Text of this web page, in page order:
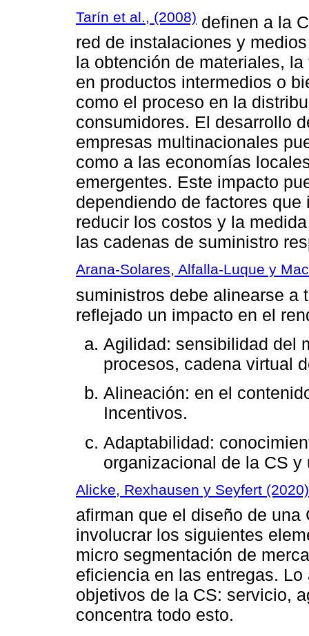
Tarín et al., (2008) definen a la
red de instalaciones y
la obtención de materiales,
en productos intermedios o
como el proceso en la
consumidores. El desarrollo
empresas multinacionales
como a las economías
emergentes. Este impacto
dependiendo de factores
reducir los costos y la
las cadenas de suministro
Arana-Solares, Alfalla-Luque y
suministros debe alinearse a
reflejado un impacto en el
Agilidad: sensibilidad del
procesos, cadena virtual
Alineación: en el
Incentivos.
Adaptabilidad:
organizacional de la CS
Alicke, Rexhausen y Seyfert (2020)
afirman que el diseño de
involucrar los siguientes
micro segmentación de
eficiencia en las entregas.
objetivos de la CS: servicio,
concentra todo esto.